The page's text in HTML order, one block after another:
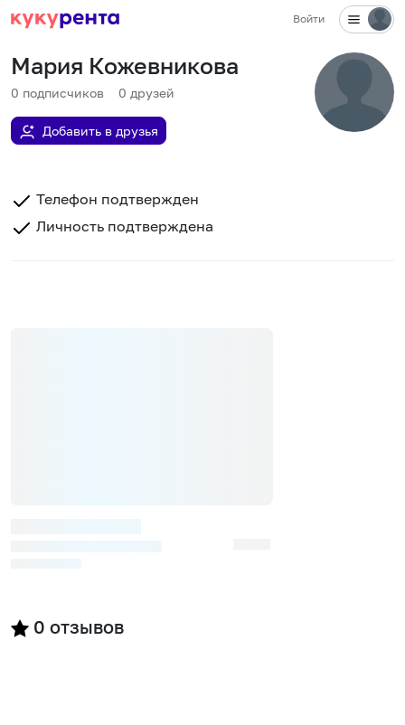
Войти
Мария Кожевникова
0 подписчиков 0 друзей
Добавить в друзья
Телефон подтвержден
Личность подтверждена
0 отзывов